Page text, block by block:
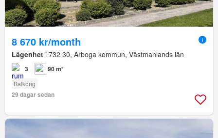
8 670 kr/month
Lägenhet i 732 30, Arboga kommun, Västmanlands län
3 90 m²
Balkong
29 dagar sedan